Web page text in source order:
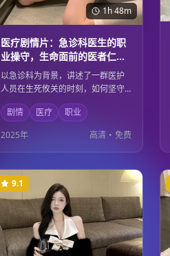
1h 48m
医疗剧情片：急诊科医生的职
业操守，生命面前的医者仁心
与人道主义精神
以急诊科为背景，讲述了一群医护
人员在生死攸关的时刻，如何坚守
职业操守，用医者仁心拯救每一个
生命。影片通过真实的医疗场景，
展现了医护工作者的专业精神和人
道主义情怀，向所有医务工作者致
敬。
剧情 医疗
职业
2025年
高清 • 免费
9.1